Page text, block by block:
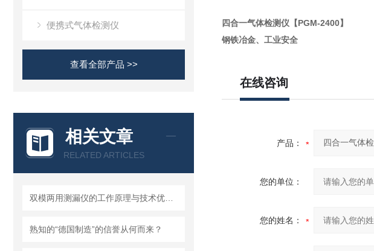
便携式气体检测仪
查看全部产品 >>
相关文章
RELATED ARTICLES
熟知的“德国制造”的信誉从何而来？
四合一气体检测仪【PGM-2400】
钢铁冶金、工业安全
在线咨询
产品：
您的单位：
您的姓名：